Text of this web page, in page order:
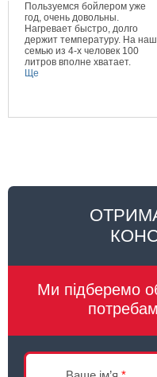
Пользуемся бойлером уже
год, очень довольны.
Нагревает быстро, долго
держит температуру. На
семью из 4-х человек 100
литров вполне хватает.
Ще
Ми підберемо